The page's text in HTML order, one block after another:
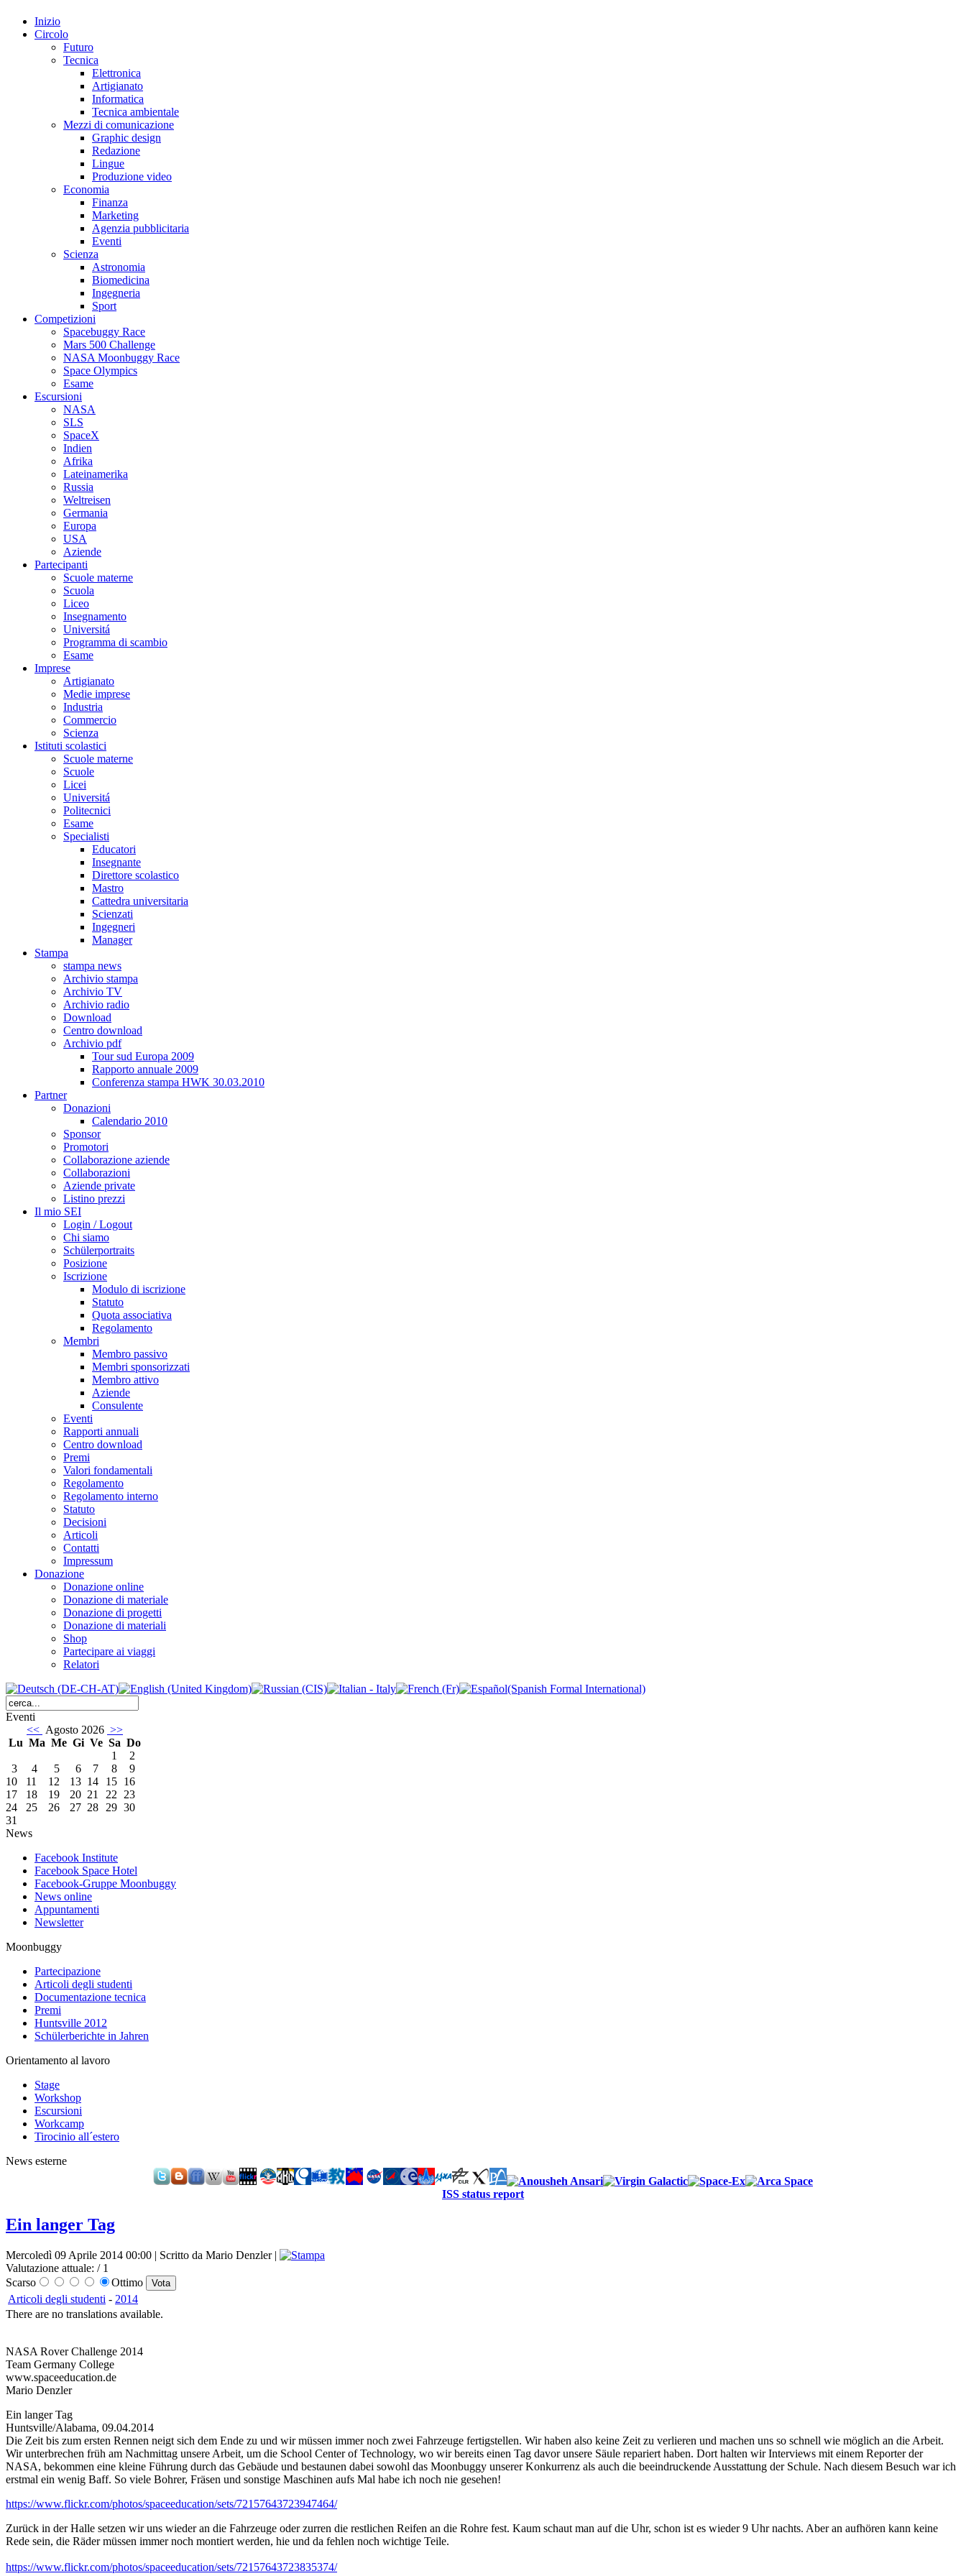
Inizio
Circolo
Futuro
Tecnica
Elettronica
Artigianato
Informatica
Tecnica ambientale
Mezzi di comunicazione
Graphic design
Redazione
Lingue
Produzione video
Economia
Finanza
Marketing
Agenzia pubblicitaria
Eventi
Scienza
Astronomia
Biomedicina
Ingegneria
Sport
Competizioni
Spacebuggy Race
Mars 500 Challenge
NASA Moonbuggy Race
Space Olympics
Esame
Escursioni
NASA
SLS
SpaceX
Indien
Afrika
Lateinamerika
Russia
Weltreisen
Germania
Europa
USA
Aziende
Partecipanti
Scuole materne
Scuola
Liceo
Insegnamento
Universitá
Programma di scambio
Esame
Imprese
Artigianato
Medie imprese
Industria
Commercio
Scienza
Istituti scolastici
Scuole materne
Scuole
Licei
Universitá
Politecnici
Esame
Specialisti
Educatori
Insegnante
Direttore scolastico
Mastro
Cattedra universitaria
Scienzati
Ingegneri
Manager
Stampa
stampa news
Archivio stampa
Archivio TV
Archivio radio
Download
Centro download
Archivio pdf
Tour sud Europa 2009
Rapporto annuale 2009
Conferenza stampa HWK 30.03.2010
Partner
Donazioni
Calendario 2010
Sponsor
Promotori
Collaborazione aziende
Collaborazioni
Aziende private
Listino prezzi
Il mio SEI
Login / Logout
Chi siamo
Schülerportraits
Posizione
Iscrizione
Modulo di iscrizione
Statuto
Quota associativa
Regolamento
Membri
Membro passivo
Membri sponsorizzati
Membro attivo
Aziende
Consulente
Eventi
Rapporti annuali
Centro download
Premi
Valori fondamentali
Regolamento
Regolamento interno
Statuto
Decisioni
Articoli
Contatti
Impressum
Donazione
Donazione online
Donazione di materiale
Donazione di progetti
Donazione di materiali
Shop
Partecipare ai viaggi
Relatori
Eventi
<< Agosto 2026 >>
Lu Ma Me Gi Ve Sa Do
1
2
3
4 5 6 7 8
9
10
11 12 13 14 15 16
17
18 19 20 21 22 23
24
25 26 27 28 29 30
31
News
Facebook Institute
Facebook Space Hotel
Facebook-Gruppe Moonbuggy
News online
Appuntamenti
Newsletter
Moonbuggy
Partecipazione
Articoli degli studenti
Documentazione tecnica
Premi
Huntsville 2012
Schülerberichte in Jahren
Orientamento al lavoro
Stage
Workshop
Escursioni
Workcamp
Tirocinio all´estero
News esterne
ISS status report
Ein langer Tag
Mercoledì 09 Aprile 2014 00:00 | Scritto da Mario Denzler |
Valutazione attuale: / 1
Scarso
Ottimo
Articoli degli studenti - 2014
There are no translations available.
NASA Rover Challenge 2014
Team Germany College
www.spaceeducation.de
Mario Denzler
Ein langer Tag
Huntsville/Alabama, 09.04.2014
Die Zeit bis zum ersten Rennen neigt sich dem Ende zu und wir müssen immer noch zwei Fahrzeuge fertigstellen. Wir haben also keine Zeit zu verlieren und machen uns so schnell wie möglich an die Arbeit.
Wir unterbrechen früh am Nachmittag unsere Arbeit, um die School Center of Technology, wo wir bereits einen Tag davor unsere Säule repariert haben. Dort halten wir Interviews mit einem Reporter der
NASA, bekommen eine kleine Führung durch das Gebäude und bestaunen dabei sowohl das Moonbuggy unserer Konkurrenz als auch die beeindruckende Ausstattung der Schule. Nach diesem Besuch war ich
erstmal ein wenig Baff. So viele Bohrer, Fräsen und sonstige Maschinen aufs Mal habe ich noch nie gesehen!
https://www.flickr.com/photos/spaceeducation/sets/72157643723947464/
Zurück in der Halle setzen wir uns wieder an die Fahrzeuge oder zurren die restlichen Reifen an die Rohre fest. Kaum schaut man auf die Uhr, schon ist es wieder 9 Uhr nachts. Aber an aufhören kann keine
Rede sein, die Räder müssen immer noch montiert werden, hie und da fehlen noch wichtige Teile.
https://www.flickr.com/photos/spaceeducation/sets/72157643723835374/